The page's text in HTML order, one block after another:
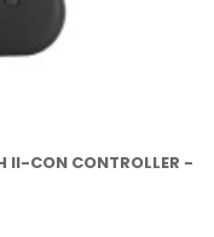
II-CON CONTROLLER -